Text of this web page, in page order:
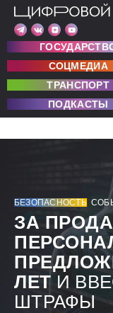
СОЦМЕДИА
ТРАНСПОРТ
ПОДКАСТЫ
БЕЗОПАСНОСТЬ
ЗА
ЛЕТ И
ШТРАФЫ